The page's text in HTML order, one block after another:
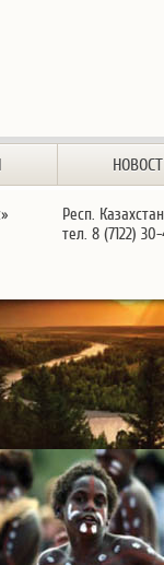
Респ.
тел. 8 (7122)